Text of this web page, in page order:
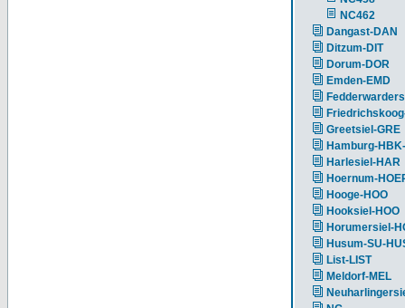
NC462
Dangast-DAN
Ditzum-DIT
Dorum-DOR
Emden-EMD
Greetsiel-GRE
Hamburg-
Harlesiel-HAR
Hoernum-
Hooge-HOO
Hooksiel-HOO
Horumersiel-
Husum-SU-
List-LIST
Meldorf-MEL